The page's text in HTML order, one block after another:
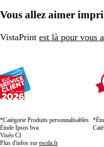
Vous allez aimer
VistaPrint est là pour vous
*Catégorie Produits personnalisables
Étude Ipsos bva
Viséo CI
Plus d'infos sur escda.fr